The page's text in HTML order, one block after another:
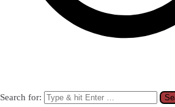
Search for: